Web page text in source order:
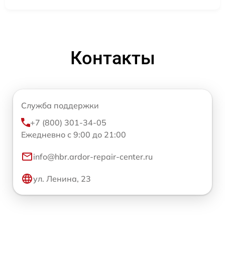
Контакты
Служба поддержки
+7 (800) 301-34-05
Ежедневно с 9:00 до 21:00
info@hbr.ardor-repair-center.ru
ул. Ленина, 23